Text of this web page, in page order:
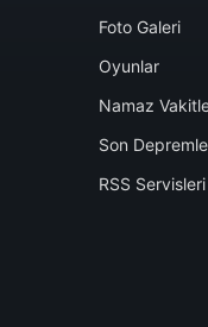
Foto Galeri
Oyunlar
Namaz
Son
RSS Servisleri